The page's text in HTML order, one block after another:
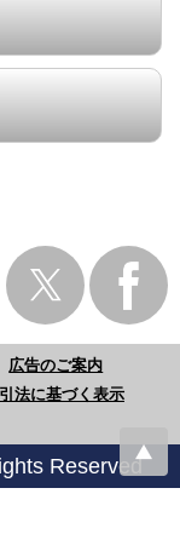
広告のご案内
法に基づく表示
Reserved